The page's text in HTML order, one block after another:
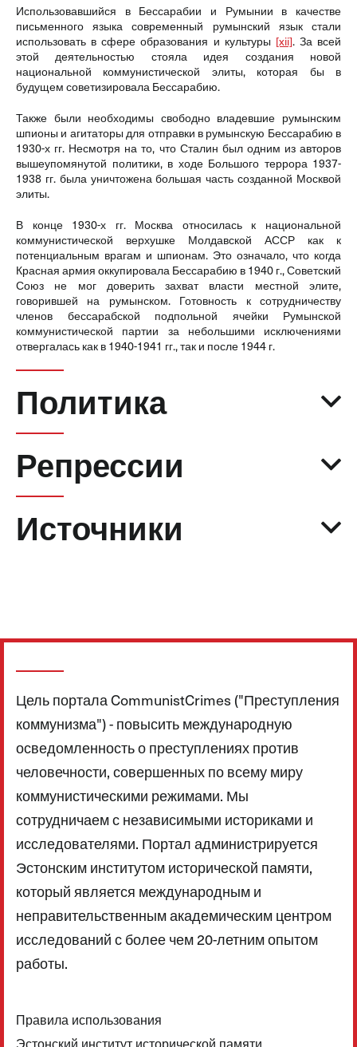
Использовавшийся в Бессарабии и Румынии в качестве
письменного языка современный румынский язык стали
использовать в сфере образования и культуры [xii]. За всей
этой деятельностью стояла идея создания новой
национальной коммунистической элиты, которая бы в
будущем советизировала Бессарабию.
Также были необходимы свободно владевшие румынским
шпионы и агитаторы для отправки в румынскую Бессарабию в
1930-х гг. Несмотря на то, что Сталин был одним из авторов
вышеупомянутой политики, в ходе Большого террора 1937-
1938 гг. была уничтожена большая часть созданной Москвой
элиты.
В конце 1930-х гг. Москва относилась к национальной
коммунистической верхушке Молдавской АССР как к
потенциальным врагам и шпионам. Это означало, что когда
Красная армия оккупировала Бессарабию в 1940 г., Советский
Союз не мог доверить захват власти местной элите,
говорившей на румынском. Готовность к сотрудничеству
членов бессарабской подпольной ячейки Румынской
коммунистической партии за небольшими исключениями
отвергалась как в 1940-1941 гг., так и после 1944 г.
Политика
Репрессии
Источники
Цель портала CommunistCrimes ("Преступления
коммунизма") - повысить международную
осведомленность о преступлениях против
человечности, совершенных по всему миру
коммунистическими режимами. Мы
сотрудничаем с независимыми историками и
исследователями. Портал администрируется
Эстонским институтом исторической памяти,
который является международным и
неправительственным академическим центром
исследований с более чем 20-летним опытом
работы.
Правила использования